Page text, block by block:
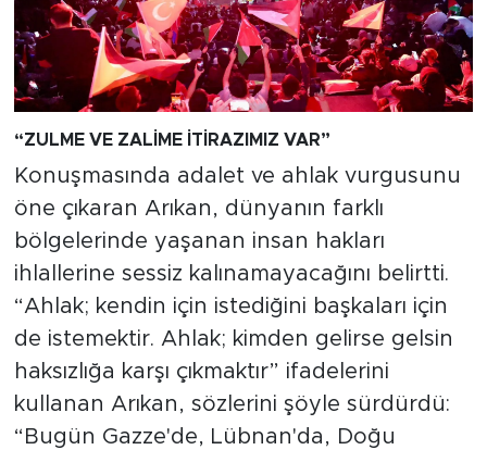
“ZULME VE ZAL İME İT İRAZIMIZ VAR”
Konuşmasında adalet ve ahlak vurgusunu
öne çıkaran Arıkan, dünyanın farklı
bölgelerinde yaşanan insan hakları
ihlallerine sessiz kalınamayacağını belirtti.
“Ahlak; kendin için istediğini başkaları için
de istemektir. Ahlak; kimden gelirse gelsin
haksızlığa karşı çıkmaktır” ifadelerini
kullanan Arıkan, sözlerini şöyle sürdürdü:
“Bugün Gazze'de, Lübnan'da, Doğu